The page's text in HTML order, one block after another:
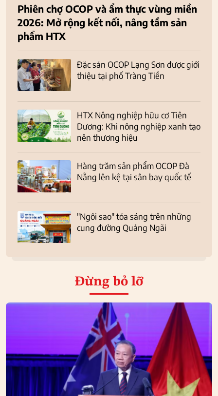
Phiên chợ OCOP và ẩm thực vùng miền
2026: Mở rộng kết nối, nâng tầm sản
phẩm HTX
Đặc sản OCOP Lạng Sơn được giới
thiệu tại phố Tràng Tiền
HTX Nông nghiệp hữu cơ Tiên
Dương: Khi nông nghiệp xanh tạo
nên thương hiệu
Hàng trăm sản phẩm OCOP Đà
Nẵng lên kệ tại sân bay quốc tế
"Ngôi sao" tỏa sáng trên những
cung đường Quảng Ngãi
Đừng bỏ lỡ